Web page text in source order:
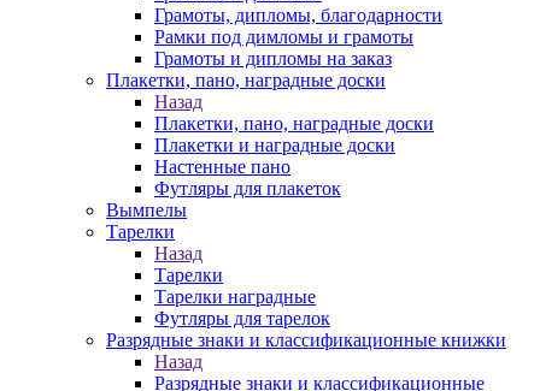
Грамоты, дипломы, благодарности
Рамки под димломы и грамоты
Грамоты и дипломы на заказ
Плакетки, пано, наградные доски
Назад
Плакетки, пано, наградные доски
Плакетки и наградные доски
Настенные пано
Футляры для плакеток
Вымпелы
Тарелки
Назад
Тарелки
Тарелки наградные
Футляры для тарелок
Разрядные знаки и классификационные книжки
Назад
Разрядные знаки и классификационные